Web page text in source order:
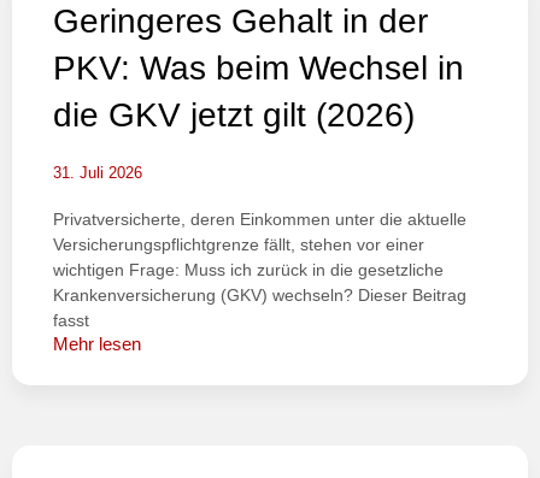
Geringeres Gehalt in der
PKV: Was beim Wechsel in
die GKV jetzt gilt (2026)
31. Juli 2026
Privatversicherte, deren Einkommen unter die aktuelle
Versicherungspflichtgrenze fällt, stehen vor einer
wichtigen Frage: Muss ich zurück in die gesetzliche
Krankenversicherung (GKV) wechseln? Dieser Beitrag
fasst
Mehr lesen